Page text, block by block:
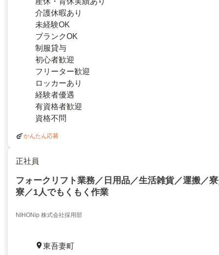
介護休暇あり
未経験OK
ブランクOK
制服貸与
初心者歓迎
フリーター歓迎
ロッカーあり
経験者優遇
有資格者歓迎
資格不問
かんたん応募
正社員
フォークリフト業務／日用品／生活雑貨／運搬／
寮／1人でもくもく作業
NIHONip 株式会社採用部
東吾妻町